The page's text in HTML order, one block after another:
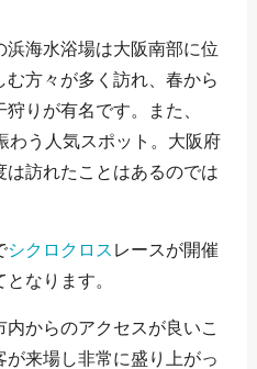
海水浴場は大阪南部に位
方々が多く訪れ、春から
りが有名です。また、
わう人気スポット。大阪府
訪れたことはあるのでは
シクロクロス レースが開催
なります。
からのアクセスが良いこ
来場し非常に盛り上がっ